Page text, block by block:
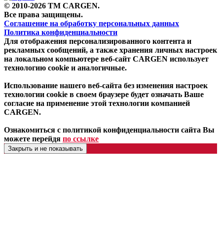
© 2010-2026 TM CARGEN.
Все права защищены.
Соглашение на обработку персональных данных
Политика конфиденциальности
Для отображения персонализированного контента и
рекламных сообщений, а также хранения личных настроек
на локальном компьютере веб-сайт CARGEN использует
технологию cookie и аналогичные.
Использование нашего веб-сайта без изменения настроек
технологии cookie в своем браузере будет означать Ваше
согласие на применение этой технологии компанией
CARGEN.
Ознакомиться с политикой конфиденциальности сайта Вы
можете перейдя по ссылке
Закрыть и не показывать